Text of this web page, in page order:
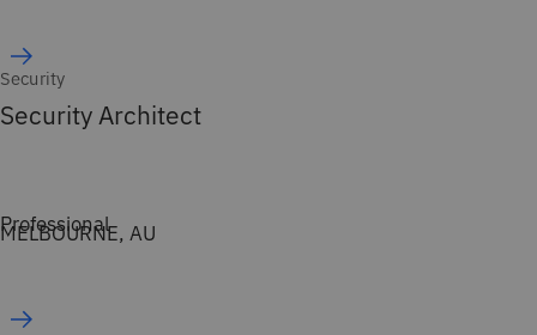
Security
Security Architect
Professional
MELBOURNE, AU